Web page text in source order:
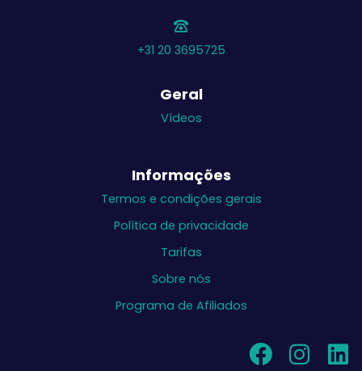
+31 20 3695725
Geral
Vídeos
Informações
Termos e condições gerais
Política de privacidade
Tarifas
Sobre nós
Programa de Afiliados